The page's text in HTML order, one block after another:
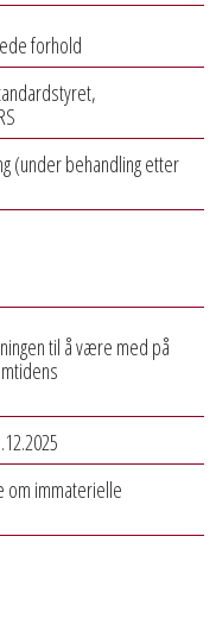
forhold
(under behandling etter
til å være med på
om immaterielle